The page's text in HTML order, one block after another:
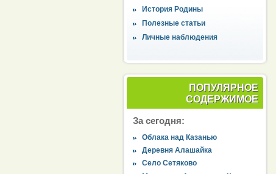
История Родины
Полезные статьи
Личные наблюдения
ПОПУЛЯРНОЕ
СОДЕРЖИМОЕ
За сегодня:
Облака над Казанью
Деревня Алашайка
Село Сетяково